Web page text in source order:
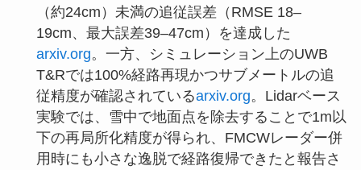
（約24cm）未満の追従誤差（RMSE 18–
19cm、最大誤差39–47cm）を達成した
arxiv.org。一方、シミュレーション上のUWB
T&Rでは100%経路再現かつサブメートルの追
従精度が確認されているarxiv.org。Lidarベース
実験では、雪中で地面点を除去することで1m以
下の再局所化精度が得られ、FMCWレーダー併
用時にも小さな逸脱で経路復帰できたと報告さ